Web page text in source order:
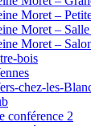
Moret –
Moret –
Moret –
bois
chez-les-
conférence 2